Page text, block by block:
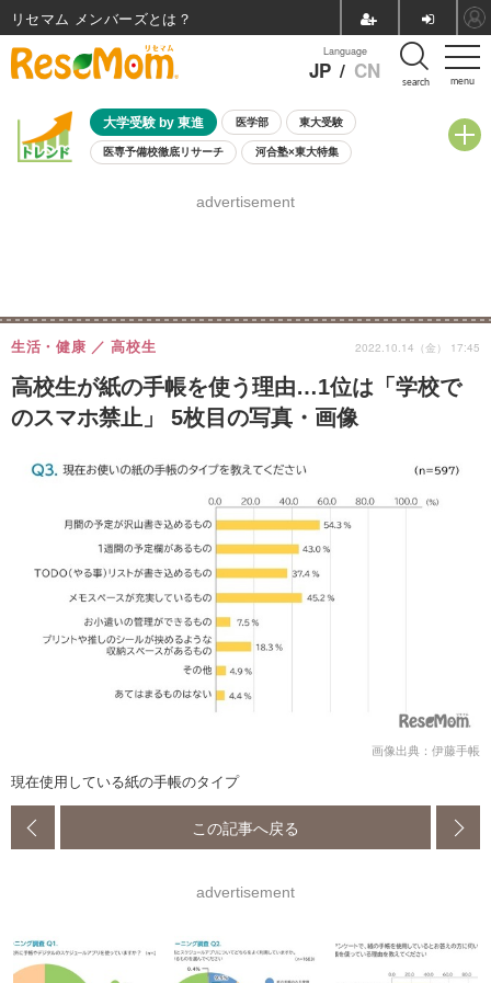
menu
Language
JP / CN search
大学受験 by 東進 医学部 東大受験
医専予備校徹底リサーチ 河合塾×東大特集
8月開催学校説明会・相談会
advertisement
高校生が紙の手帳を使う理由…1位は「学校で
のスマホ禁止」 5枚目の写真・画像
生活・健康 高校生 2022.10.14（金） 17:45
画像出典：伊藤手帳
現在使用している紙の手帳のタイプ
この記事へ戻る
advertisement
リセマム メンバーズ